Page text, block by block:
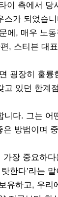
이 측에서 당
스가 되었습
에, 매우 노
, 스티븐 대
굉장히 훌
있던 한계
다. 그는
방법이며
장 중요하
한다’라는
유하고, 우